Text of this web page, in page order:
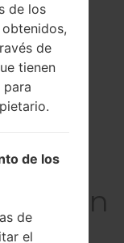
de los
de
tienen
de los
de
el